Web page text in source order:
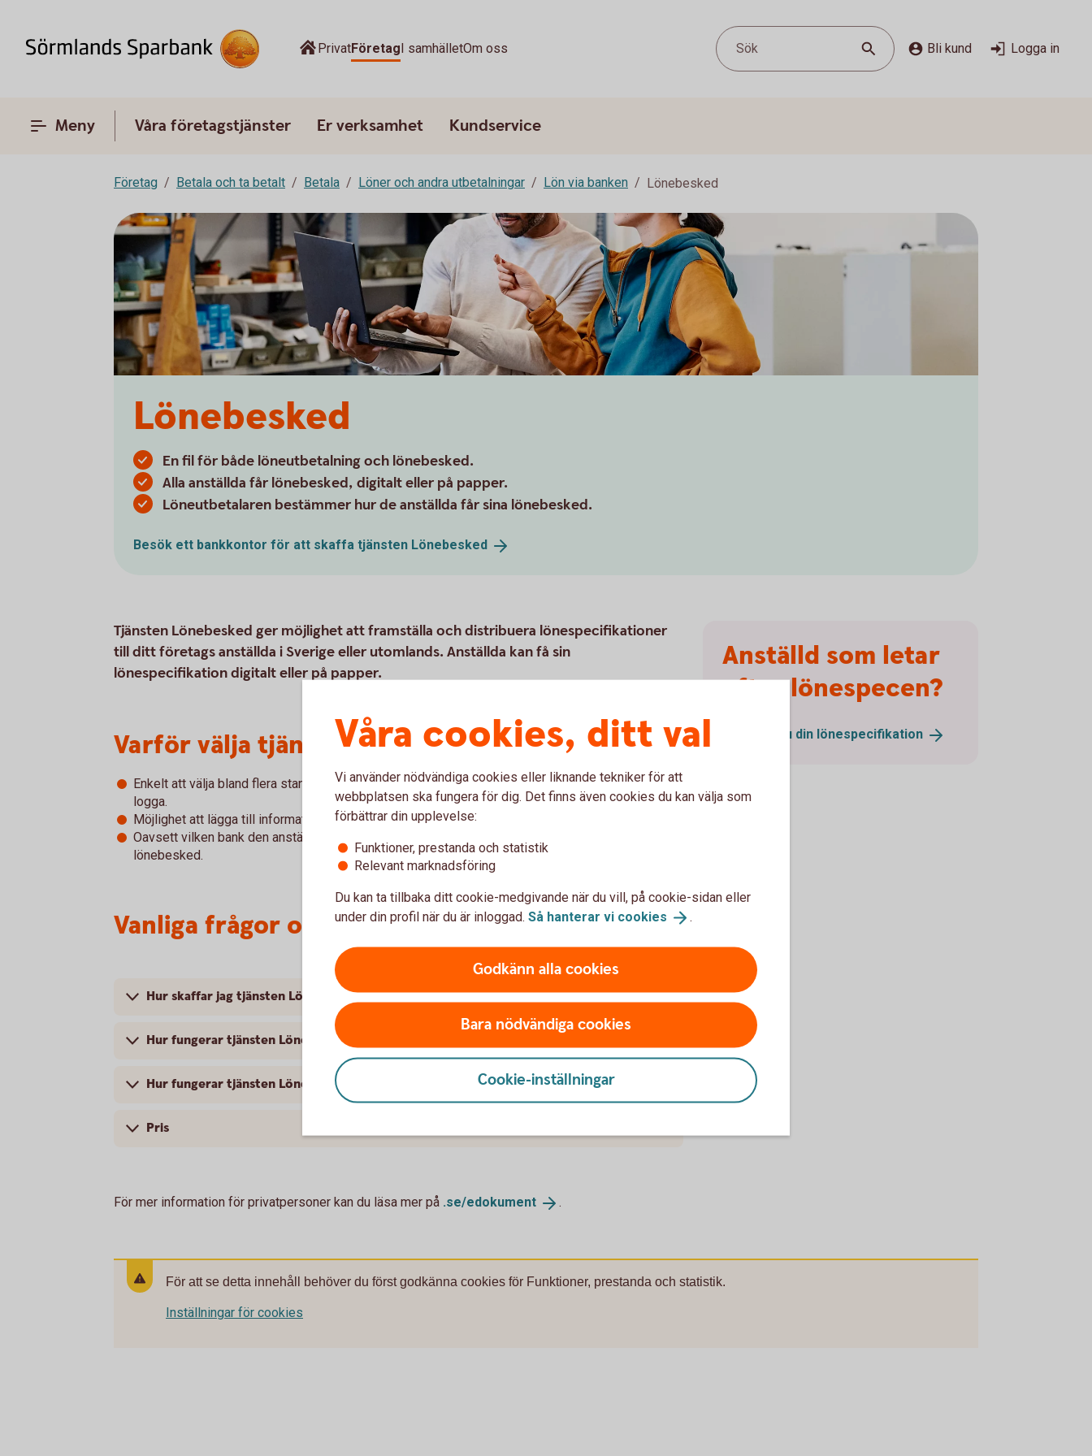
PrivatFöretagI samhälletOm oss Sök Bli kund Logga in
Meny Våra företagstjänster Er verksamhet Kundservice
Företag Betala och ta betalt Betala Löner och andra utbetalningar Lön via banken Lönebesked
Lönebesked
En fil för både löneutbetalning och lönebesked.
Alla anställda får lönebesked, digitalt eller på papper.
Löneutbetalaren bestämmer hur de anställda får sina lönebesked.
Besök ett bankkontor för att skaffa tjänsten Lönebesked
Tjänsten Lönebesked ger möjlighet att framställa och distribuera lönespecifikationer
till ditt företags anställda i Sverige eller utomlands. Anställda kan få sin
lönespecifikation digitalt eller på papper.
Varför välja tjänsten Lönebesked?
Enkelt att välja bland flera standardmallar på Lönebesked som inkluderar företagets
logga.
Möjlighet att lägga till information till mottagarna.
Oavsett vilken bank den anställde har sitt lönekonto så får den tillgång till sitt
lönebesked.
Anställd som letar
efter lönespecen?
Så hittar du din lönespecifikation
Vanliga frågor och svar
Hur skaffar jag tjänsten Lönebesked?
Hur fungerar tjänsten Lönebesked
Hur fungerar tjänsten Lönekopia (arkiv)?
Pris
För mer information för privatpersoner kan du läsa mer på .se/edokument .
För att se detta innehåll behöver du först godkänna cookies för Funktioner, prestanda och statistik.
Inställningar för cookies
Våra cookies, ditt val
Vi använder nödvändiga cookies eller liknande tekniker för att
webbplatsen ska fungera för dig. Det finns även cookies du kan välja som
förbättrar din upplevelse:
Funktioner, prestanda och statistik
Relevant marknadsföring
Du kan ta tillbaka ditt cookie-medgivande när du vill, på cookie-sidan eller
under din profil när du är inloggad. Så hanterar vi cookies .
Godkänn alla cookies
Bara nödvändiga cookies
Cookie-inställningar